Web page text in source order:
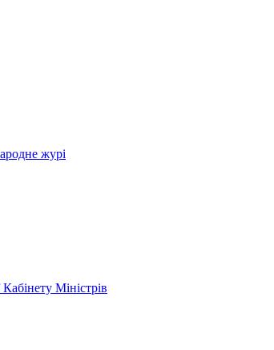
журі
Міністрів